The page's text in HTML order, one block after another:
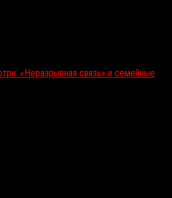
«Неразрывная связь» и семейные